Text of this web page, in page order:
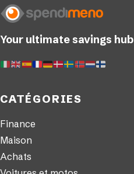
Your ultimate savings hub
CATÉGORIES
Finance
Maison
Achats